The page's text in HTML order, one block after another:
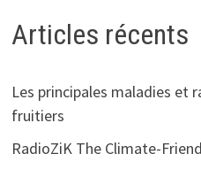
Articles récents
Les principales maladies et
fruitiers
RadioZiK The Climate-